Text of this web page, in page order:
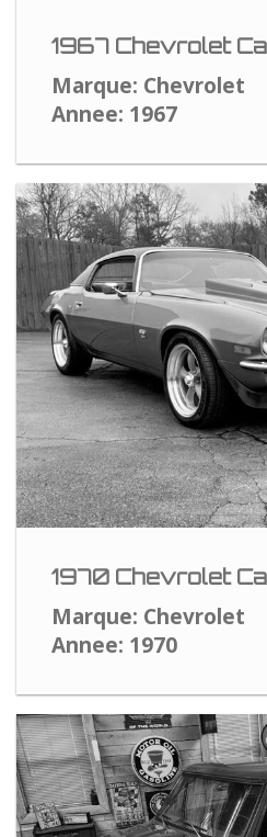
1967 Chevrolet
Marque: Chevrolet
Annee: 1967
1970 Chevrolet
Marque: Chevrolet
Annee: 1970